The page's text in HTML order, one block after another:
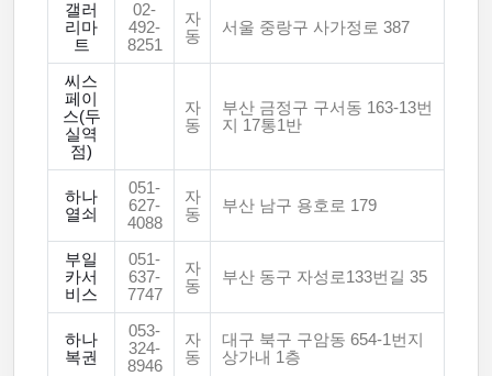
갤러
리마
트
02-
492-
8251
자
동
서울 중랑구 사가정로 387
씨스
페이
스(두
실역
점)
자
동
부산 금정구 구서동 163-13번
지 17통1반
하나
열쇠
051-
627-
4088
자
동
부산 남구 용호로 179
부일
카서
비스
051-
637-
7747
자
동
부산 동구 자성로133번길 35
하나
복권
053-
324-
8946
자
동
대구 북구 구암동 654-1번지
상가내 1층